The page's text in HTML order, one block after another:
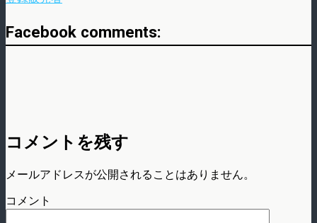
Facebook comments:
コメントを残す
メールアドレスが公開されることはありません。
コメント